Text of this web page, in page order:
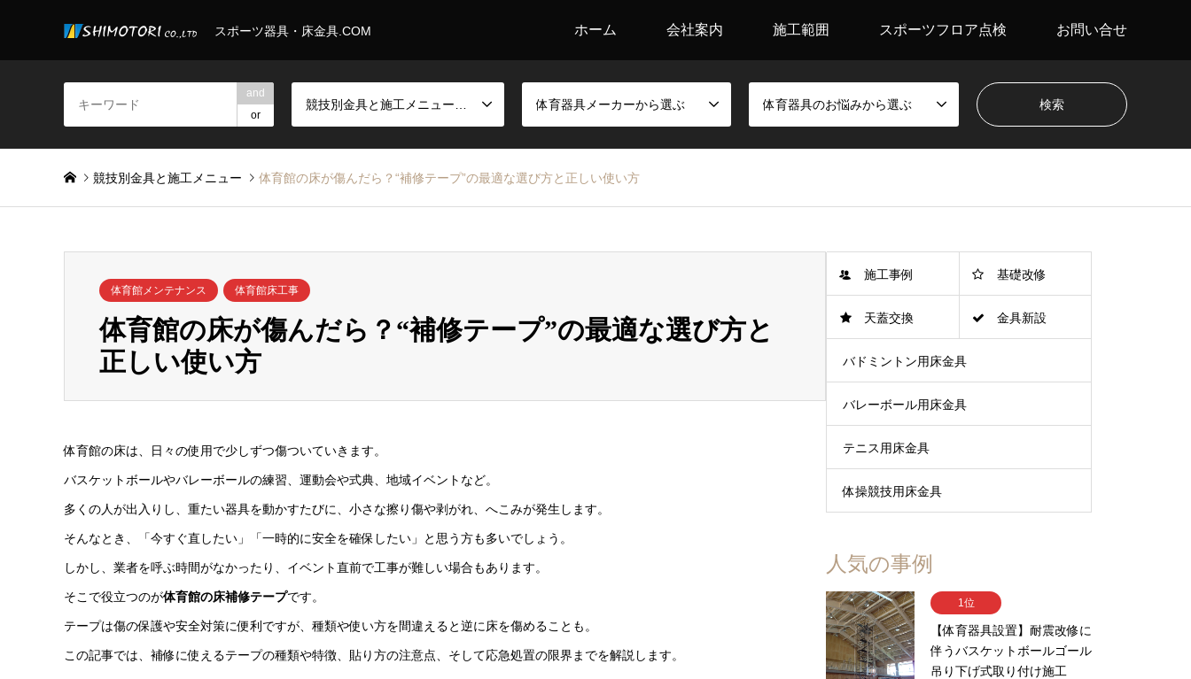
スポーツ器具・床金具.COM ホーム 会社案内 施工範囲 スポーツフロア点検 お問い合せ
and
or
体育器具メーカーから選ぶ 体育器具のお悩みから選ぶ
競技別金具と施工メニュー 体育館の床が傷んだら？“補修テープ”の最適な選び方と正しい使い方
体育館メンテナンス 体育館床工事
体育館の床が傷んだら？“補修テープ”の最適な選び方と
正しい使い方
体育館の床は、日々の使用で少しずつ傷ついていきます。
バスケットボールやバレーボールの練習、運動会や式典、地域イベントなど。
多くの人が出入りし、重たい器具を動かすたびに、小さな擦り傷や剥がれ、へこみが発生します。
そんなとき、「今すぐ直したい」「一時的に安全を確保したい」と思う方も多いでしょう。
しかし、業者を呼ぶ時間がなかったり、イベント直前で工事が難しい場合もあります。
そこで役立つのが体育館の床補修テープです。
テープは傷の保護や安全対策に便利ですが、種類や使い方を間違えると逆に床を傷めることも。
この記事では、補修に使えるテープの種類や特徴、貼り方の注意点、そして応急処置の限界までを解説します。
施工事例 基礎改修
天蓋交換 金具新設
バドミントン用床金具
バレーボール用床金具
テニス用床金具
体操競技用床金具
人気の事例
1位
【体育器具設置】耐震改修に
伴うバスケットボールゴール
吊り下げ式取り付け施工